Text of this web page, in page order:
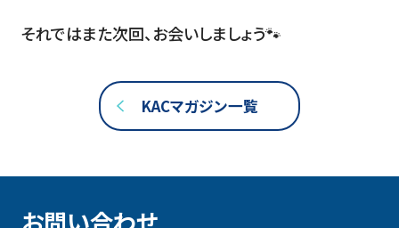
それではまた次回、お会いしましょう🐾
KACマガジン一覧